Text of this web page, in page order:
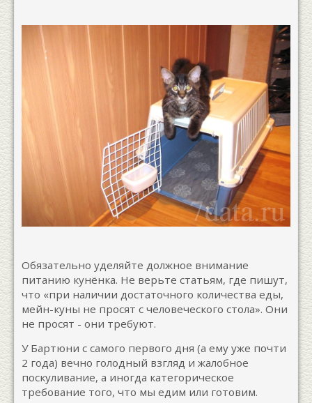
Обязательно уделяйте должное внимание
питанию кунёнка. Не верьте статьям, где пишут,
что «при наличии достаточного количества еды,
мейн-куны не просят с человеческого стола». Они
не просят - они требуют.
У Бартюни с самого первого дня (а ему уже почти
2 года) вечно голодный взгляд и жалобное
поскуливание, а иногда категорическое
требование того, что мы едим или готовим.